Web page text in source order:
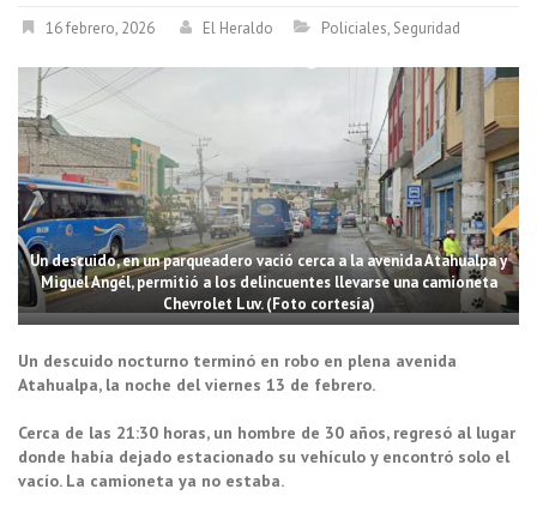
16 febrero, 2026 El Heraldo Policiales, Seguridad
Un descuido, en un parqueadero vació cerca a la avenida Atahualpa y
Miguel Angél, permitió a los delincuentes llevarse una camioneta
Chevrolet Luv. (Foto cortesía)
Un descuido nocturno terminó en robo en plena avenida
Atahualpa, la noche del viernes 13 de febrero.
Cerca de las 21:30 horas, un hombre de 30 años, regresó al lugar
donde había dejado estacionado su vehículo y encontró solo el
vacío. La camioneta ya no estaba.